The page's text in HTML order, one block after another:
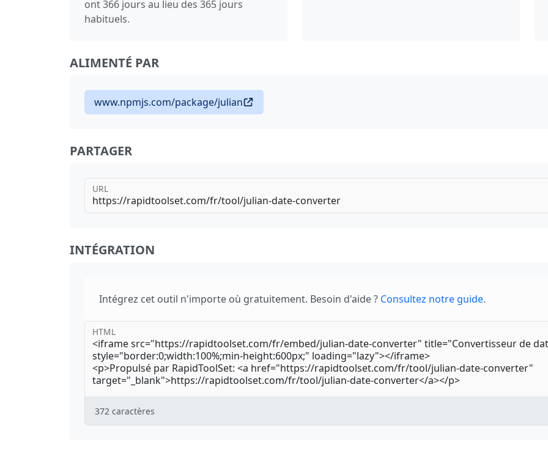
ont 366 jours au lieu des 365 jours
habituels.
ALIMENTÉ PAR
www.npmjs.com/package/julian
PARTAGER
URL
INTÉGRATION
Intégrez cet outil n'importe où gratuitement. Besoin d'aide ? Consultez notre guide.
HTML
372 caractères